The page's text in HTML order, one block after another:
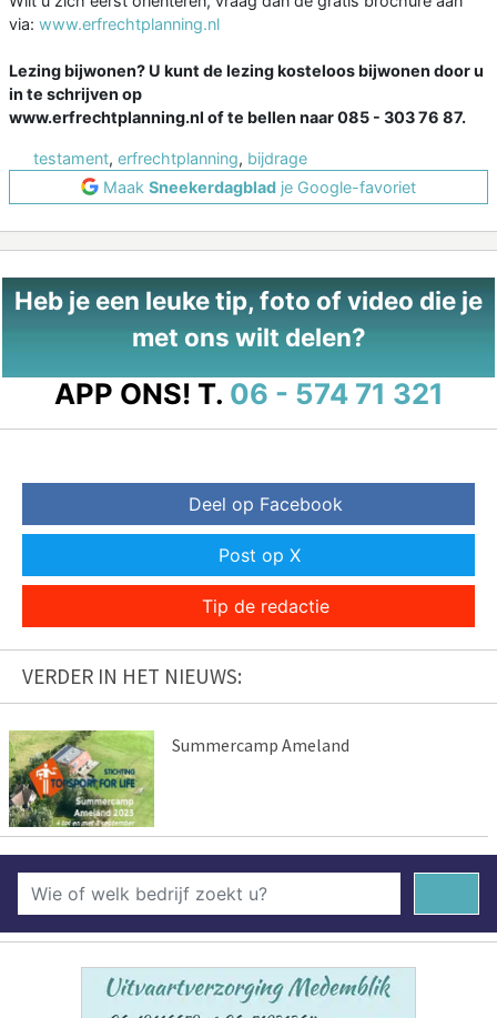
via: www.erfrechtplanning.nl
Lezing bijwonen? U kunt de lezing kosteloos bijwonen door u
in te schrijven op
www.erfrechtplanning.nl of te bellen naar 085 - 303 76 87.
testament, erfrechtplanning, bijdrage
Maak Sneekerdagblad je Google-favoriet
Heb je een leuke tip, foto of video die je
met ons wilt delen?
APP ONS! T. 06 - 574 71 321
Deel op Facebook
Post op X
Tip de redactie
VERDER IN HET NIEUWS:
Summercamp Ameland